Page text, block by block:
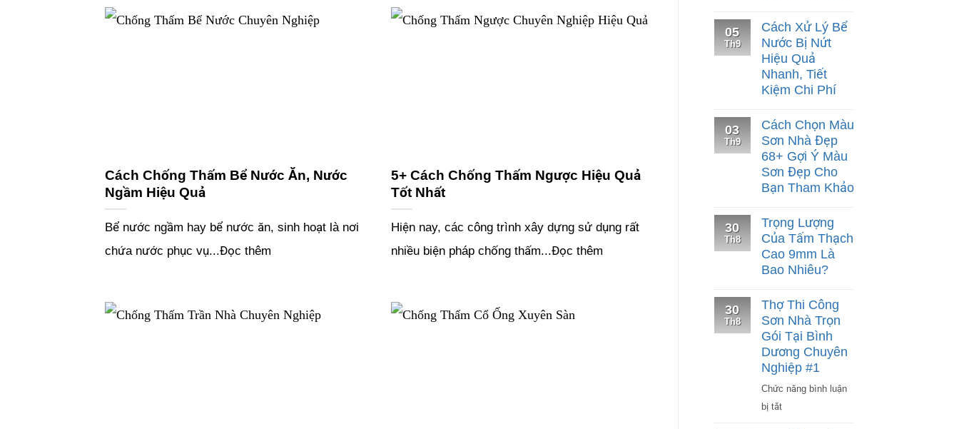
Cách Chống Thấm Bể Nước Ăn, Nước
Ngầm Hiệu Quả
Bể nước ngầm hay bể nước ăn, sinh hoạt là nơi
chứa nước phục vụ...Đọc thêm
5+ Cách Chống Thấm Ngược Hiệu Quả
Tốt Nhất
Hiện nay, các công trình xây dựng sử dụng rất
nhiều biện pháp chống thấm...Đọc thêm
05
Th9
Cách Xử Lý Bể
Nước Bị Nứt
Hiệu Quả
Nhanh, Tiết
Kiệm Chi Phí
03
Th9
Cách Chọn Màu
Sơn Nhà Đẹp
68+ Gợi Ý Màu
Sơn Đẹp Cho
Bạn Tham Khảo
30
Th8
Trọng Lượng
Của Tấm Thạch
Cao 9mm Là
Bao Nhiêu?
30
Th8
Thợ Thi Công
Sơn Nhà Trọn
Gói Tại Bình
Dương Chuyên
Nghiệp #1
Chức năng bình luận
bị tắtở